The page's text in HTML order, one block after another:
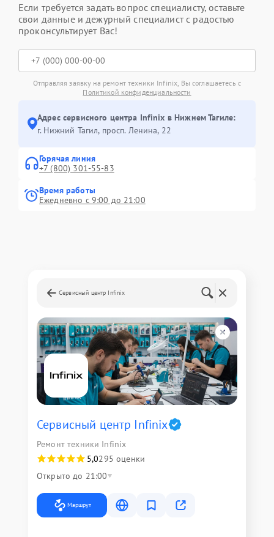
Если требуется задать вопрос специалисту, оставьте
свои данные и дежурный специалист с радостью
проконсультирует Вас!
Отправляя заявку на ремонт техники Infinix, Вы соглашаетесь с
Политикой конфиденциальности
Адрес сервисного центра Infinix в Нижнем Тагиле:
г. Нижний Тагил, просп. Ленина, 22
Горячая линия
+7 (800) 301-55-83
Время работы
Ежедневно с 9:00 до 21:00
Сервисный центр Infinix
Сервисный центр Infinix
Ремонт техники Infinix
5,0295 оценки
Открыто до 21:00
Маршрут